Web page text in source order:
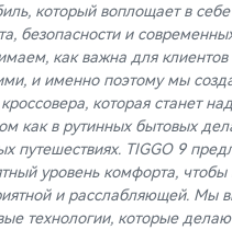
который воплощает в
безопасности и
как важна для клиентов
и именно поэтому мы
которая станет
как в рутинных бытовых
путешествиях. TIGGO 9
уровень комфорта,
и расслабляющей. Мы
технологии, которые